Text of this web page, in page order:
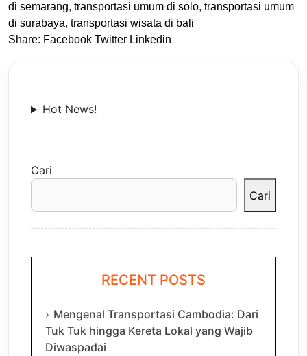
di semarang, transportasi umum di solo, transportasi umum
di surabaya, transportasi wisata di bali
Share: Facebook Twitter Linkedin
Hot News!
Cari
Cari
RECENT POSTS
Mengenal Transportasi Cambodia: Dari
Tuk Tuk hingga Kereta Lokal yang Wajib
Diwaspadai